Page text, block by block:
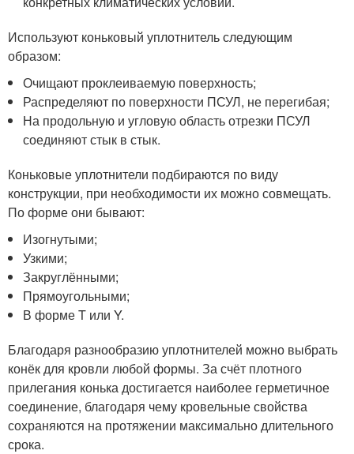
Используют коньковый уплотнитель следующим
образом:
Очищают проклеиваемую поверхность;
Распределяют по поверхности ПСУЛ, не перегибая;
На продольную и угловую область отрезки ПСУЛ
соединяют стык в стык.
Коньковые уплотнители подбираются по виду
конструкции, при необходимости их можно совмещать.
По форме они бывают:
Изогнутыми;
Узкими;
Закруглёнными;
Прямоугольными;
В форме T или Y.
Благодаря разнообразию уплотнителей можно выбрать
конёк для кровли любой формы. За счёт плотного
прилегания конька достигается наиболее герметичное
соединение, благодаря чему кровельные свойства
сохраняются на протяжении максимально длительного
срока.